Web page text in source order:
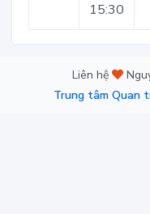
15:30
Liên hệ
Trung tâm Quan